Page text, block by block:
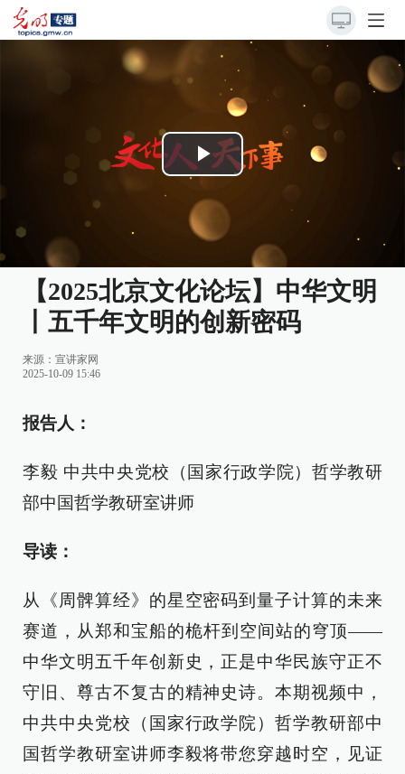
Play
Video
【2025北京文化论坛】中华文明
丨五千年文明的创新密码
来源： 宣讲家网
2025-10-09 15:46
报告人：
李毅 中共中央党校（国家行政学院）哲学教研
部中国哲学教研室讲师
导读：
从《周髀算经》的星空密码到量子计算的未来
赛道，从郑和宝船的桅杆到空间站的穹顶——
中华文明五千年创新史，正是中华民族守正不
守旧、尊古不复古的精神史诗。本期视频中，
中共中央党校（国家行政学院）哲学教研部中
国哲学教研室讲师李毅将带您穿越时空，见证